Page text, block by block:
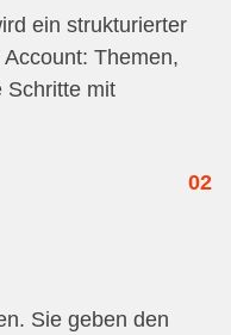
ein strukturierter
Themen,
Schritte mit
02
Sie geben den